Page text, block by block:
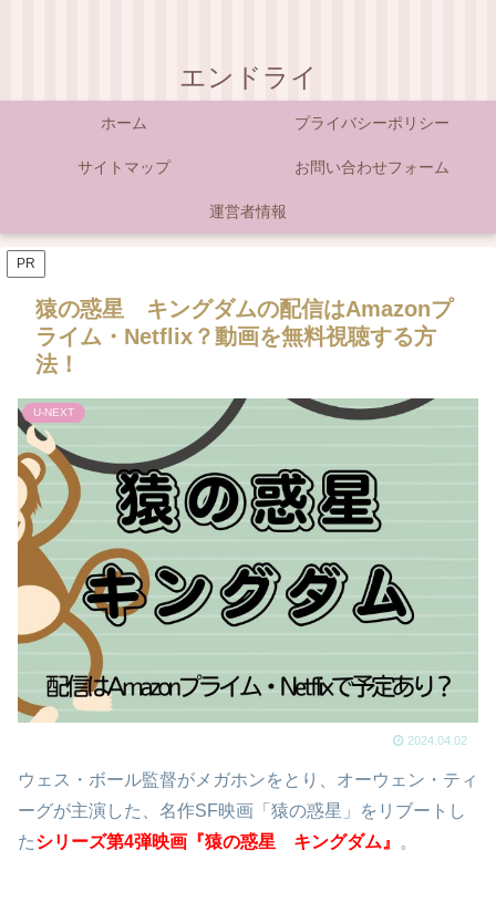
エンドライ
ホーム プライバシーポリシー
サイトマップ お問い合わせフォーム
運営者情報
PR
猿の惑星 キングダムの配信はAmazonプ
ライム・Netflix？動画を無料視聴する方
法！
U-NEXT
2024.04.02
ウェス・ボール監督がメガホンをとり、オーウェン・ティ
ーグが主演した、名作SF映画「猿の惑星」をリブートし
たシリーズ第4弾映画『猿の惑星 キングダム』 。